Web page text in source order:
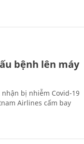
bệnh lên máy
bị nhiễm Covid-19
Airlines cấm bay